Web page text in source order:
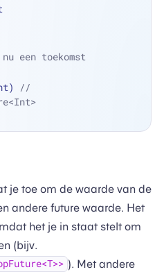
een toekomst
//
je toe om de waarde van de
andere future waarde. Het
het je in staat stelt om
(bijv.
). Met andere